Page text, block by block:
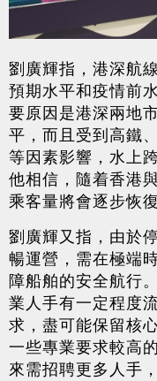
劉廣輝指，港深航
預期水平和疫情前
要原因是港深兩地
平，而且受到高鐵
等因素影響，水上
他相信，隨着香港
乘客量將會逐步恢
劉廣輝又指，由於
暢運營，需在極端
障船舶的安全航行
業人手有一定程度
求，盡可能保留核
一些專業要求較高
來需招聘更多人手